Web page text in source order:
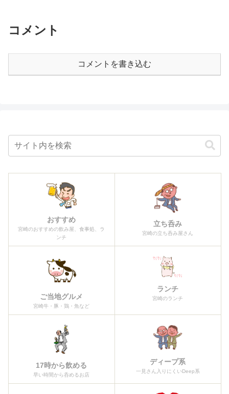
コメント
コメントを書き込む
おすすめ
宮崎のおすすめの飲み屋、食事処、ラ
ンチ
立ち呑み
宮崎の立ち呑み屋さん
ご当地グルメ
宮崎牛・豚・鶏・魚など
ランチ
宮崎のランチ
17時から飲める
早い時間から呑めるお店
ディープ系
一見さん入りにくいDeep系